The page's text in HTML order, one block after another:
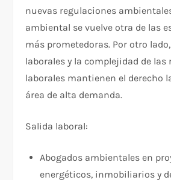
nuevas regulaciones
ambiental se vuelve otra de las
más prometedoras. Por otro
laborales y la complejidad de las
laborales mantienen el derecho
área de alta demanda.
Salida laboral:
Abogados ambientales en
energéticos, inmobiliarios y